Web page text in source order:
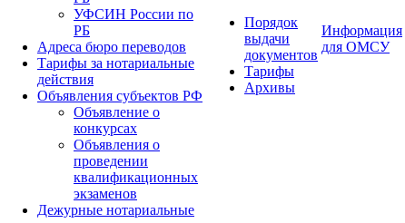
УФСИН России по
РБ
Адреса бюро переводов
Тарифы за нотариальные
действия
Объявления субъектов РФ
Объявление о
конкурсах
Объявления о
проведении
квалификационных
экзаменов
Дежурные нотариальные
Порядок
выдачи
документов
Тарифы
Архивы
Информация
для ОМСУ